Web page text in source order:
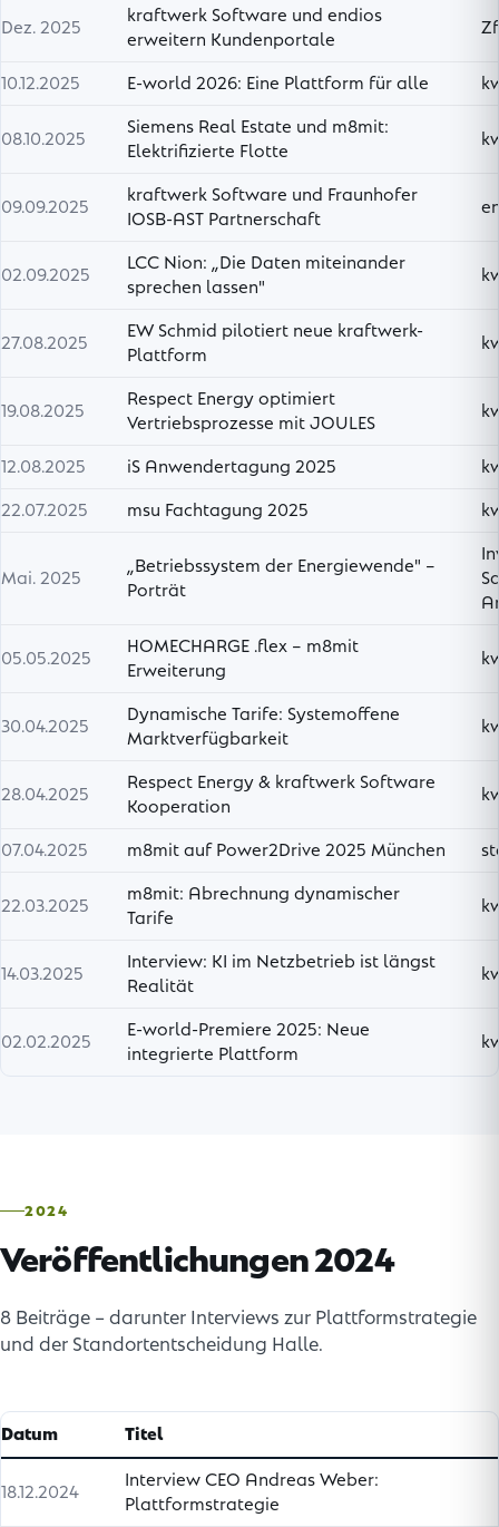
Dez. 2025
kraftwerk Software und endios
erweitern Kundenportale
10.12.2025 E-world 2026: Eine Plattform für alle
08.10.2025
Siemens Real Estate und m8mit:
Elektrifizierte Flotte
09.09.2025
kraftwerk Software und Fraunhofer
IOSB-AST Partnerschaft
02.09.2025
LCC Nion: „Die Daten miteinander
sprechen lassen"
27.08.2025
EW Schmid pilotiert neue kraftwerk-
Plattform
19.08.2025
Respect Energy optimiert
Vertriebsprozesse mit JOULES
12.08.2025 iS Anwendertagung 2025
22.07.2025 msu Fachtagung 2025
Mai. 2025
„Betriebssystem der Energiewende" –
Porträt
05.05.2025
HOMECHARGE .flex – m8mit
Erweiterung
30.04.2025
Dynamische Tarife: Systemoffene
Marktverfügbarkeit
28.04.2025
Respect Energy & kraftwerk Software
Kooperation
07.04.2025 m8mit auf Power2Drive 2025 München
22.03.2025
m8mit: Abrechnung dynamischer
Tarife
14.03.2025
Interview: KI im Netzbetrieb ist längst
Realität
02.02.2025
E-world-Premiere 2025: Neue
integrierte Plattform
2024
Veröffentlichungen 2024
8 Beiträge – darunter Interviews zur Plattformstrategie
und der Standortentscheidung Halle.
Datum Titel
18.12.2024
Interview CEO Andreas Weber:
Plattformstrategie